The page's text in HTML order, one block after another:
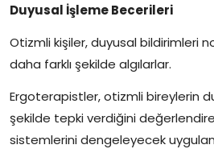
Duyusal İşleme Becerileri
Otizmli kişiler, duyusal bildirimleri
daha farklı şekilde algılarlar.
Ergoterapistler, otizmli bireylerin
şekilde tepki verdiğini
sistemlerini dengeleyecek